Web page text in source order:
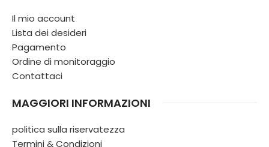
Il mio account
Lista dei desideri
Pagamento
Ordine di monitoraggio
Contattaci
MAGGIORI INFORMAZIONI
politica sulla riservatezza
Termini & Condizioni